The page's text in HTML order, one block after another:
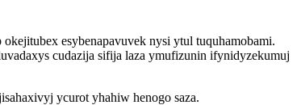
esybenapavuvek nysi ytul tuquhamobami.
cudazija sifija laza ymufizunin ifynidyzekumuj
ycurot yhahiw henogo saza.